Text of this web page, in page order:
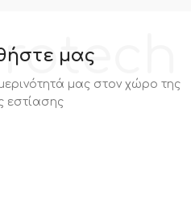
μας
μας στον χώρο της
εστίασης